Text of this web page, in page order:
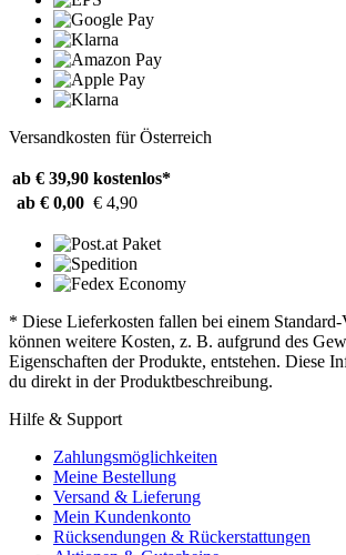
Versandkosten für Österreich
ab € 39,90 kostenlos*
ab € 0,00 € 4,90
* Diese Lieferkosten fallen bei einem Standard-
können weitere Kosten, z. B. aufgrund des
Eigenschaften der Produkte, entstehen. Diese
du direkt in der Produktbeschreibung.
Hilfe & Support
Zahlungsmöglichkeiten
Meine Bestellung
Versand & Lieferung
Mein Kundenkonto
Rücksendungen & Rückerstattungen